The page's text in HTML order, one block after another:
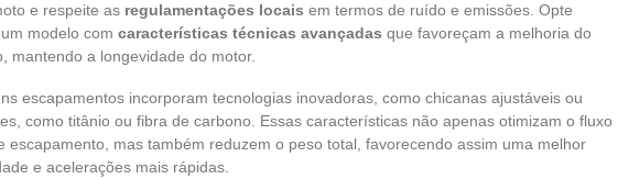
e respeite as regulamentações locais em termos de ruído e emissões. Opte
modelo com características técnicas avançadas que favoreçam a melhoria do
mantendo a longevidade do motor.
escapamentos incorporam tecnologias inovadoras, como chicanas ajustáveis ou
como titânio ou fibra de carbono. Essas características não apenas otimizam o fluxo
escapamento, mas também reduzem o peso total, favorecendo assim uma melhor
e acelerações mais rápidas.